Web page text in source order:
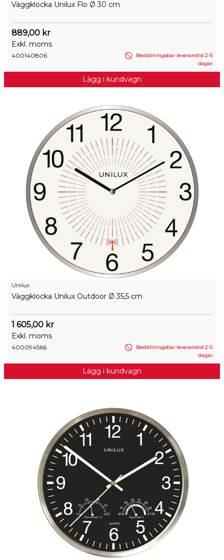
Väggklocka Unilux Flo Ø 30 cm
889,00 kr
Exkl. moms
400140806
Beställningsbar leveranstid 2-5
dagar
Lägg i kundvagn
Unilux
Väggklocka Unilux Outdoor Ø 35,5 cm
1 605,00 kr
Exkl. moms
400094566
Beställningsbar leveranstid 2-5
dagar
Lägg i kundvagn